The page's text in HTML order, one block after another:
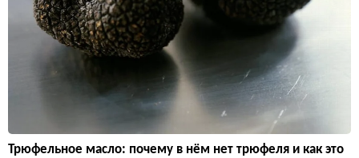
Трюфельное масло: почему в нём нет трюфеля и как это